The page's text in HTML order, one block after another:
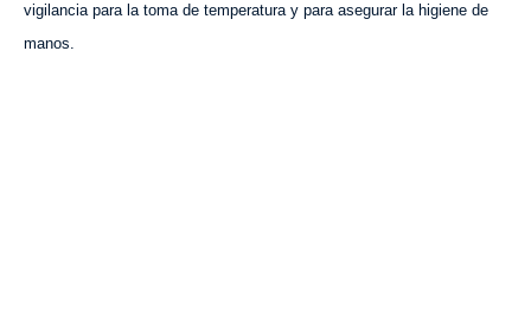
vigilancia para la toma de temperatura y para asegurar la higiene de
manos.